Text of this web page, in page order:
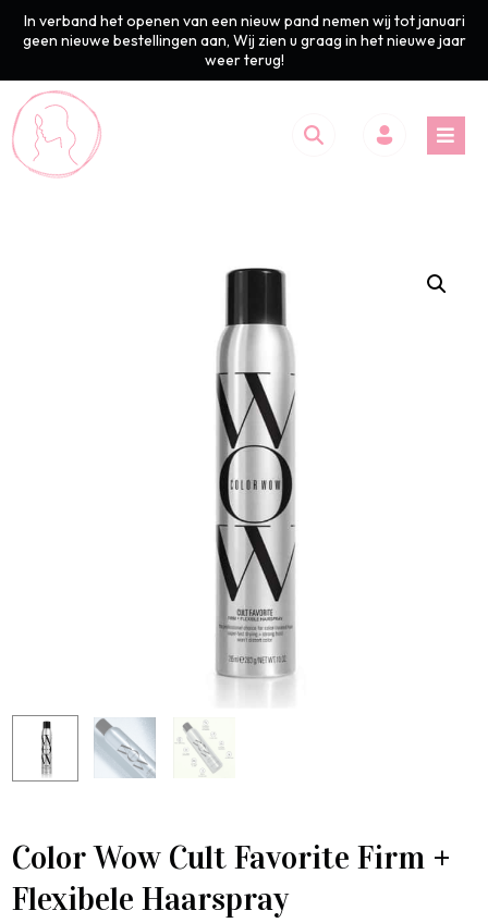
In verband het openen van een nieuw pand nemen wij tot januari
geen nieuwe bestellingen aan, Wij zien u graag in het nieuwe jaar
weer terug!
Color Wow Cult Favorite Firm +
Flexibele Haarspray